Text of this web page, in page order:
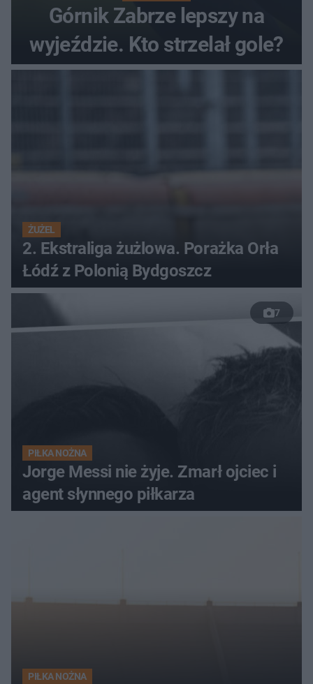
Górnik Zabrze lepszy na
wyjeździe. Kto strzelał gole?
ŻUŻEL
2. Ekstraliga żużlowa. Porażka Orła
Łódź z Polonią Bydgoszcz
7
PIŁKA NOŻNA
Jorge Messi nie żyje. Zmarł ojciec i
agent słynnego piłkarza
PIŁKA NOŻNA